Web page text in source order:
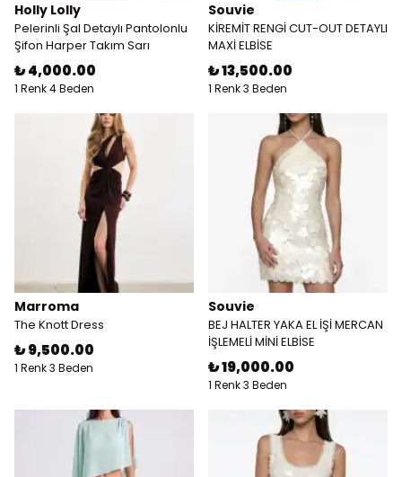
Holly Lolly
Pelerinli Şal Detaylı Pantolonlu
Şifon Harper Takım Sarı
₺ 4,000.00
1 Renk 4 Beden
Souvie
KİREMİT RENGİ CUT-OUT DETAYLI
MAXİ ELBİSE
₺ 13,500.00
1 Renk 3 Beden
Marroma
The Knott Dress
₺ 9,500.00
1 Renk 3 Beden
Souvie
BEJ HALTER YAKA EL İŞİ MERCAN
İŞLEMELİ MİNİ ELBİSE
₺ 19,000.00
1 Renk 3 Beden